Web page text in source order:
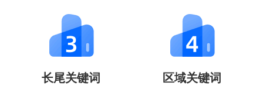
长尾关键词 区域关键词